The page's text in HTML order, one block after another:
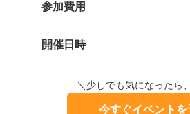
参加費用
開催日時
＼少しでも気になったら
今すぐイベントを